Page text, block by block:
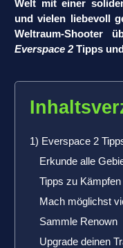
Welt mit einer
und vielen liebevoll
Weltraum-Shooter
Everspace 2Tipps
1) Everspace 2
Erkunde alle
Tipps zu Kämpfen
Mach möglichst
Sammle Renown
Upgrade deinen